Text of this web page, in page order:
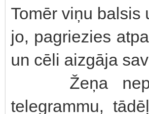
Tomēr viņu balsis
jo, pagriezies
un cēli aizgāja
Žeņa
telegrammu,